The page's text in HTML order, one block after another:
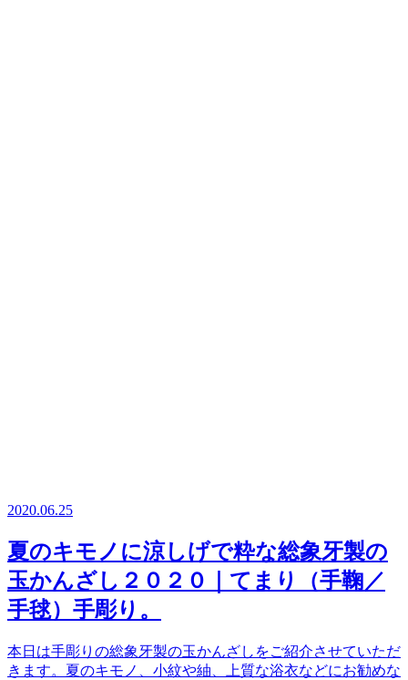
2020.06.25
夏のキモノに涼しげで粋な総象牙製の
玉かんざし２０２０｜てまり（手鞠／
手毬）手彫り。
本日は手彫りの総象牙製の玉かんざしをご紹介させていただ
きます。夏のキモノ、小紋や紬、上質な浴衣などにお勧めな